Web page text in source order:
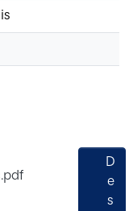
D
e
s